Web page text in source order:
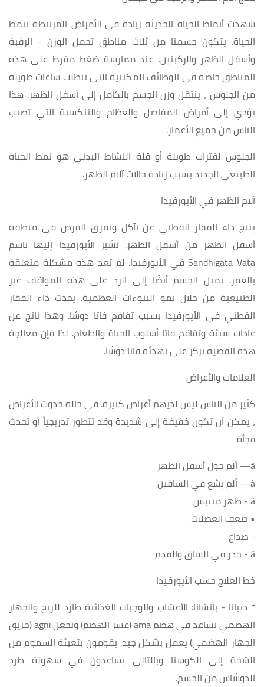
شهدت أنماط الحياة الحديثة زيادة في الأمراض المرتبطة بنمط
الحياة. يتكون جسمنا من ثلاث مناطق تحمل الوزن - الرقبة
وأسفل الظهر والركبتين. عند ممارسة ضغط مفرط على هذه
المناطق خاصة في الوظائف المكتبية التي تتطلب ساعات طويلة
من الجلوس ، ينتقل وزن الجسم بالكامل إلى أسفل الظهر. هذا
يؤدي إلى أمراض المفاصل والعظام والتنكسية التي تصيب
الناس من جميع الأعمار.
الجلوس لفترات طويلة أو قلة النشاط البدني هو نمط الحياة
الطبيعي الجديد بسبب زيادة حالات آلام الظهر.
آلام الظهر في الأيورفيدا
ينتج داء الفقار القطني عن تآكل وتمزق القرص في منطقة
أسفل الظهر من أسفل الظهر. تشير الأيورفيدا إليها باسم
Sandhigata Vata في الأيورفيدا. لم تعد هذه مشكلة متعلقة
بالعمر. يميل الجسم أيضًا إلى الرد على هذه المواقف غير
الطبيعية من خلال نمو النتوءات العظمية. يحدث داء الفقار
القطني في الأيورفيدا بسبب تفاقم فاتا دوشا. وهذا ناتج عن
عادات سيئة وتفاقم فاتا أسلوب الحياة والطعام. لذا فإن معالجة
هذه القضية تركز على تهدئة فاتا دوشا.
العلامات والأعراض
كثير من الناس ليس لديهم أعراض كبيرة. في حالة حدوث الأعراض
، يمكن أن تكون خفيفة إلى شديدة وقد تتطور تدريجياً أو تحدث
فجأة
â— ألم حول أسفل الظهر
â— ألم يشع في الساقين
â - ظهر متيبس
• ضعف العضلات
- صداع
â - خدر في الساق والقدم
خط العلاج حسب الأيورفيدا
* ديبانا - باتشانا: الأعشاب والوجبات الغذائية طارد للريح والجهاز
الهضمي تساعد في هضم ama (عسر الهضم) وتجعل agni (حريق
الجهاز الهضمي) يعمل بشكل جيد. يقومون بتعبئة السموم من
الشخة إلى الكوستا وبالتالي يساعدون في سهولة طرد
الدوشاس من الجسم.